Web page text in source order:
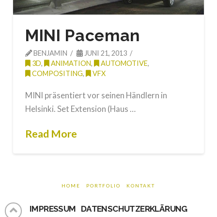
MINI Paceman
BENJAMIN
JUNI 21, 2013
3D, ANIMATION, AUTOMOTIVE,
COMPOSITING, VFX
MINI präsentiert vor seinen Händlern in
Helsinki. Set Extension (Haus …
Read More
HOME PORTFOLIO KONTAKT
IMPRESSUM DATENSCHUTZERKLÄRUNG